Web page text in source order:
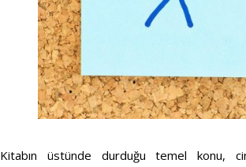
Kitabın üstünde durduğu temel konu,